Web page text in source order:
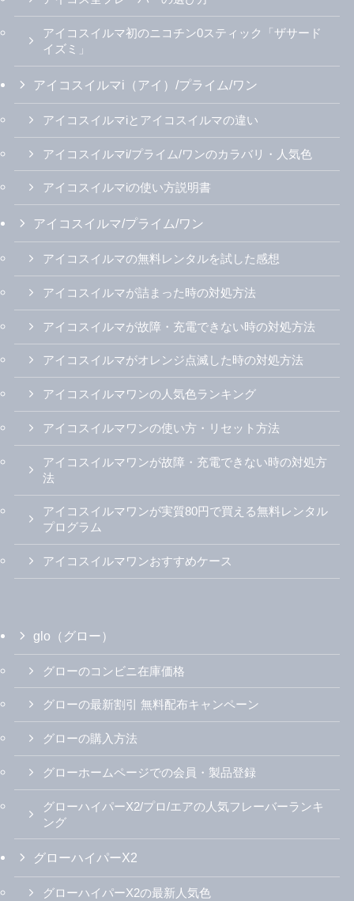
アイコスイルマ初のニコチン0スティック「ザサード
イズミ」
アイコスイルマi（アイ）/プライム/ワン
アイコスイルマiとアイコスイルマの違い
アイコスイルマi/プライム/ワンのカラバリ・人気色
アイコスイルマiの使い方説明書
アイコスイルマ/プライム/ワン
アイコスイルマの無料レンタルを試した感想
アイコスイルマが詰まった時の対処方法
アイコスイルマが故障・充電できない時の対処方法
アイコスイルマがオレンジ点滅した時の対処方法
アイコスイルマワンの人気色ランキング
アイコスイルマワンの使い方・リセット方法
アイコスイルマワンが故障・充電できない時の対処方
法
アイコスイルマワンが実質80円で買える無料レンタル
プログラム
アイコスイルマワンおすすめケース
glo（グロー）
グローのコンビニ在庫価格
グローの最新割引 無料配布キャンペーン
グローの購入方法
グローホームページでの会員・製品登録
グローハイパーX2/プロ/エアの人気フレーバーランキ
ング
グローハイパーX2
グローハイパーX2の最新人気色